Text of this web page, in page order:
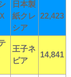
日本製
紙クレ
シア
22,423
王子ネ
ピア
14,841